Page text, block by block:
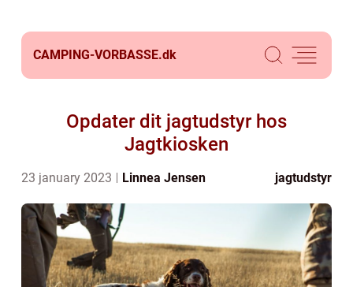
CAMPING-VORBASSE.dk
Opdater dit jagtudstyr hos
Jagtkiosken
23 january 2023 Linnea Jensen jagtudstyr